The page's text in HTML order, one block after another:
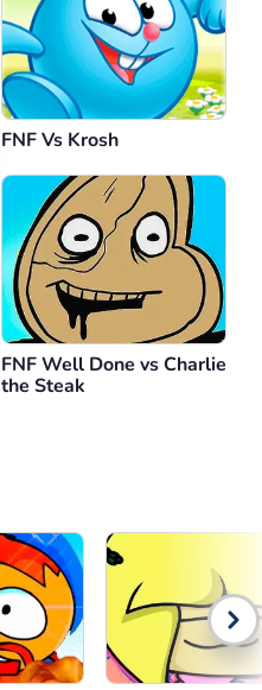
FNF Vs Krosh
FNF Well Done vs Charlie
the Steak